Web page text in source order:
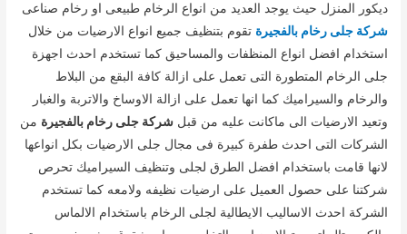
ديكور المنزل حيث يوجد العديد من انواع الرخام طبيعى او رخام صناعى
شركة جلى رخام بالفجيرة تقوم بتنظيف جميع انواع الارضيات من خلال
استخدام افضل انواع المنظفات والمساحيق كما تستخدم احدث اجهزة
جلى الرخام المتطورة التى تعمل على ازالة كافة البقع من البلاط
والرخام والسيراميك كما انها تعمل على ازالة الاوساخ والاتربة والغبار
وتعيد الارضيات الى ماكانت عليه من قبلشركة جلى رخام بالفجيرة من
الشركات التى احدث طفرة كبيرة فى مجال جلى الارضيات بكل انواعها
لانها قامت باستخدام افضل الطرق لجلى وتنظيف السيراميك تحرص
شركتنا على حصول العميل على ارضيات نظيفه ولامعه كما تستخدم
الشركة احدث الاساليب الايطالية لجلى الرخام باستخدام الالماس